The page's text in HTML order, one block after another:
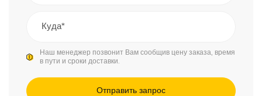
Наш менеджер позвонит Вам сообщив цену заказа, время
в пути и сроки доставки.